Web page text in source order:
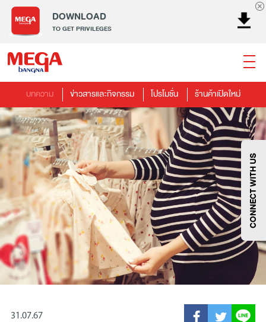
DOWNLOAD
TO GET PRIVILEGES
ธนาคาร ร้านอาหาร เอ็นเตอร์เทนเม้นท์
แฟชั่น
เครื่องประดับ
การตกแต่งบ้าน แม่และเด็ก
ไลฟ์สไตล์
บริการ
เมกา สมาร์ท คิดส์ กีฬา
ซูเปอร์มาร์เก็ต
แกดเจ็ตและเทคโนโลยี
สุขภาพและความงาม
แฟชั่น@Megabangna
CONNECT WITH US
บทความ ข่าวสารและกิจกรรม โปรโมชั่น ร้านค้าเปิดใหม่
31.07.67